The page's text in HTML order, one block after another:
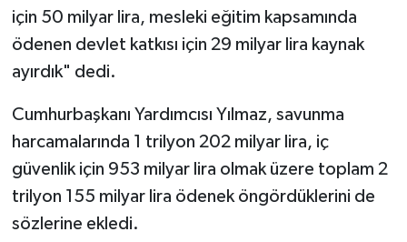
için 50 milyar lira, mesleki eğitim kapsamında
ödenen devlet katkısı için 29 milyar lira kaynak
ayırdık" dedi.
Cumhurbaşkanı Yardımcısı Yılmaz, savunma
harcamalarında 1 trilyon 202 milyar lira, iç
güvenlik için 953 milyar lira olmak üzere toplam 2
trilyon 155 milyar lira ödenek öngördüklerini de
sözlerine ekledi.